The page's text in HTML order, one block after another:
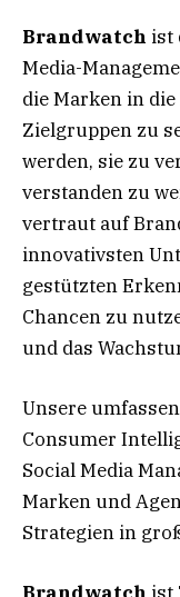
Brandwatch ist
Media-
die Marken in
Zielgruppen zu
werden, sie zu
verstanden zu
vertraut auf
innovativsten
gestützten
Chancen zu
und das
Unsere
Consumer
Social Media
Marken und
Strategien in